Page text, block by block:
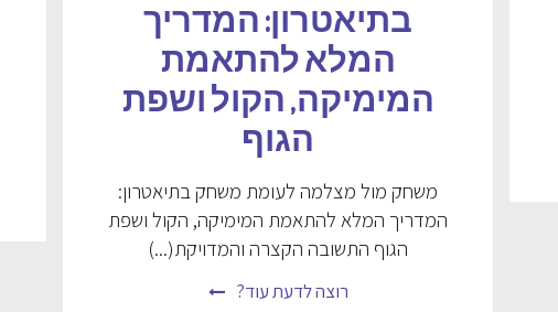
בתיאטרון: המדריך
המלא להתאמת
המימיקה, הקול ושפת
הגוף
משחק מול מצלמה לעומת משחק בתיאטרון:
המדריך המלא להתאמת המימיקה, הקול ושפת
הגוף התשובה הקצרה והמדויקת(...)
רוצה לדעת עוד?